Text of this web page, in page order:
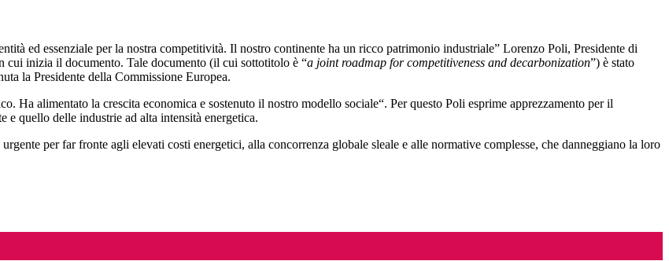
ed essenziale per la nostra competitività. Il nostro continente ha un ricco patrimonio industriale” Lorenzo Poli, Presidente di
cui inizia il documento. Tale documento (il cui sottotitolo è “a joint roadmap for competitiveness and decarbonization”) è stato
la Presidente della Commissione Europea.
Ha alimentato la crescita economica e sostenuto il nostro modello sociale“. Per questo Poli esprime apprezzamento per il
e quello delle industrie ad alta intensità energetica.
per far fronte agli elevati costi energetici, alla concorrenza globale sleale e alle normative complesse, che danneggiano la loro